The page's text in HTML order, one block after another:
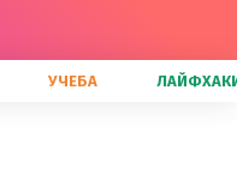
УЧЕБА